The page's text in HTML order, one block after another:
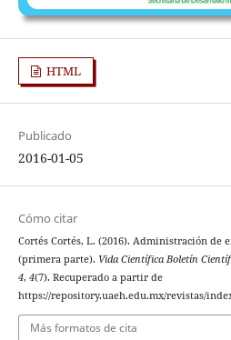
HTML
Publicado
2016-01-05
Cómo citar
Cortés Cortés, L. (2016). Administración de
(primera parte). Vida Científica Boletín
4, 4(7). Recuperado a partir de
https://repository.uaeh.edu.mx/revistas/
Más formatos de cita